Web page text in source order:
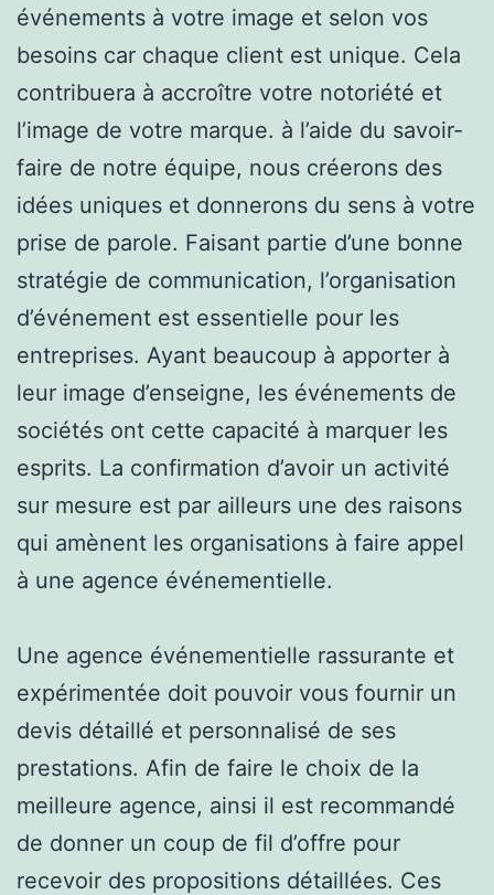
événements à votre image et selon vos
besoins car chaque client est unique. Cela
contribuera à accroître votre notoriété et
l’image de votre marque. à l’aide du savoir-
faire de notre équipe, nous créerons des
idées uniques et donnerons du sens à votre
prise de parole. Faisant partie d’une bonne
stratégie de communication, l’organisation
d’événement est essentielle pour les
entreprises. Ayant beaucoup à apporter à
leur image d’enseigne, les événements de
sociétés ont cette capacité à marquer les
esprits. La confirmation d’avoir un activité
sur mesure est par ailleurs une des raisons
qui amènent les organisations à faire appel
à une agence événementielle.
Une agence événementielle rassurante et
expérimentée doit pouvoir vous fournir un
devis détaillé et personnalisé de ses
prestations. Afin de faire le choix de la
meilleure agence, ainsi il est recommandé
de donner un coup de fil d’offre pour
recevoir des propositions détaillées. Ces